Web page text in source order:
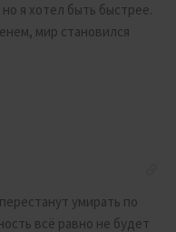
я хотел быть быстрее.
мир становился
умирать по
всё равно не будет